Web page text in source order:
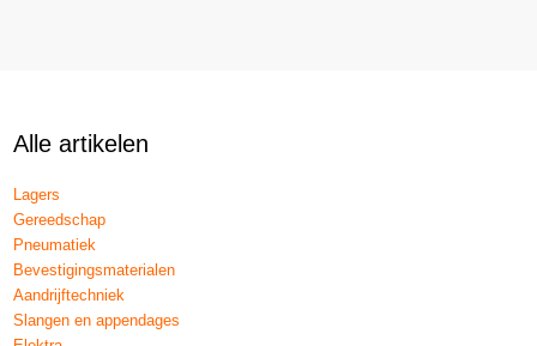
Alle artikelen
Lagers
Gereedschap
Pneumatiek
Bevestigingsmaterialen
Aandrijftechniek
Slangen en appendages